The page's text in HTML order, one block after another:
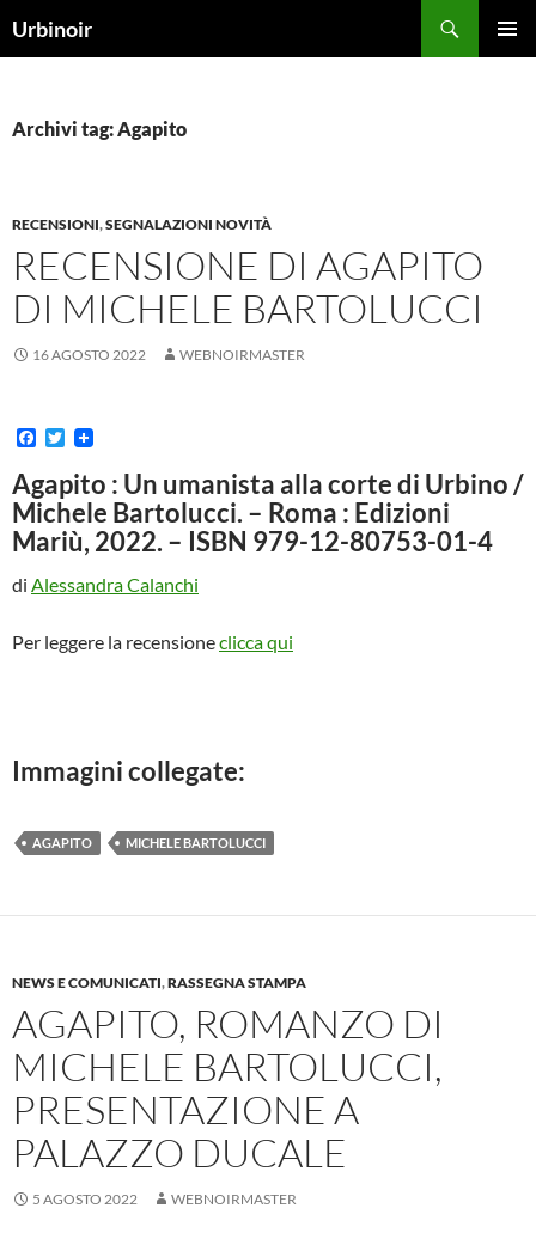
Urbinoir
Archivi tag: Agapito
RECENSIONI,SEGNALAZIONI NOVITÀ
RECENSIONE DI AGAPITO
DI MICHELE BARTOLUCCI
16 AGOSTO 2022 WEBNOIRMASTER
F
c
e
b
o
o
T
i
t
t
e
r
Agapito : Un umanista alla corte di Urbino /
Michele Bartolucci. – Roma : Edizioni
Mariù, 2022. – ISBN 979-12-80753-01-4
di Alessandra Calanchi
Per leggere la recensioneclicca qui
Immagini collegate:
AGAPITO MICHELE BARTOLUCCI
NEWS E COMUNICATI,RASSEGNA STAMPA
AGAPITO, ROMANZO DI
MICHELE BARTOLUCCI,
PRESENTAZIONE A
PALAZZO DUCALE
5 AGOSTO 2022 WEBNOIRMASTER